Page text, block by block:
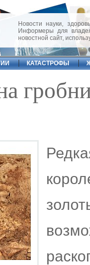
Новости науки,
Информеры для
новостной сайт,
КАТАСТРОФЫ